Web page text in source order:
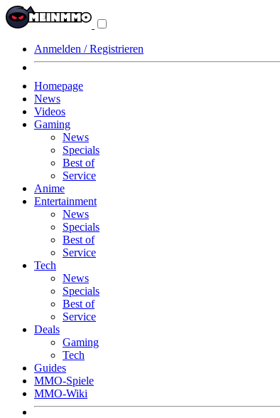
Anmelden / Registrieren
Homepage
News
Videos
Gaming
News
Specials
Best of
Service
Anime
Entertainment
News
Specials
Best of
Service
Tech
News
Specials
Best of
Service
Deals
Gaming
Tech
Guides
MMO-Spiele
MMO-Wiki